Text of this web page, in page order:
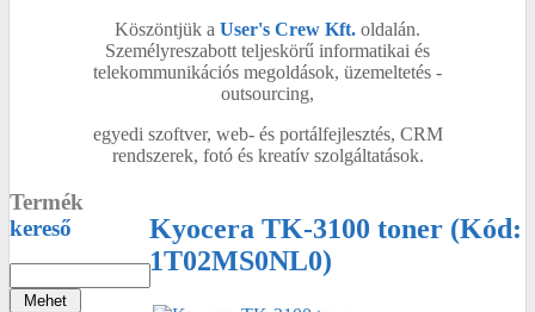
Köszöntjük a User's Crew Kft. oldalán.
Személyreszabott teljeskörű informatikai és
telekommunikációs megoldások, üzemeltetés -
outsourcing,
egyedi szoftver, web- és portálfejlesztés, CRM
rendszerek, fotó és kreatív szolgáltatások.
Kyocera TK-3100 toner (Kód:
1T02MS0NL0)
Termék
kereső